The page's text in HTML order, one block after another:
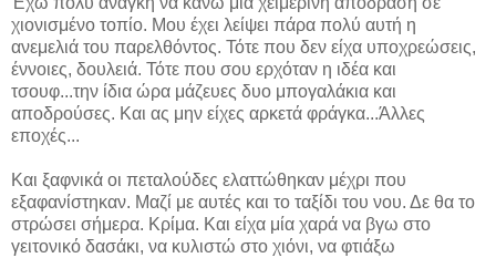
χιονισμένο τοπίο. Μου έχει λείψει πάρα πολύ αυτή η
ανεμελιά του παρελθόντος. Τότε που δεν είχα υποχρεώσεις,
έννοιες, δουλειά. Τότε που σου ερχόταν η ιδέα και
τσουφ...την ίδια ώρα μάζευες δυο μπογαλάκια και
αποδρούσες. Και ας μην είχες αρκετά φράγκα...Άλλες
εποχές...
Και ξαφνικά οι πεταλούδες ελαττώθηκαν μέχρι που
εξαφανίστηκαν. Μαζί με αυτές και το ταξίδι του νου. Δε θα το
στρώσει σήμερα. Κρίμα. Και είχα μία χαρά να βγω στο
γειτονικό δασάκι, να κυλιστώ στο χιόνι, να φτιάξω